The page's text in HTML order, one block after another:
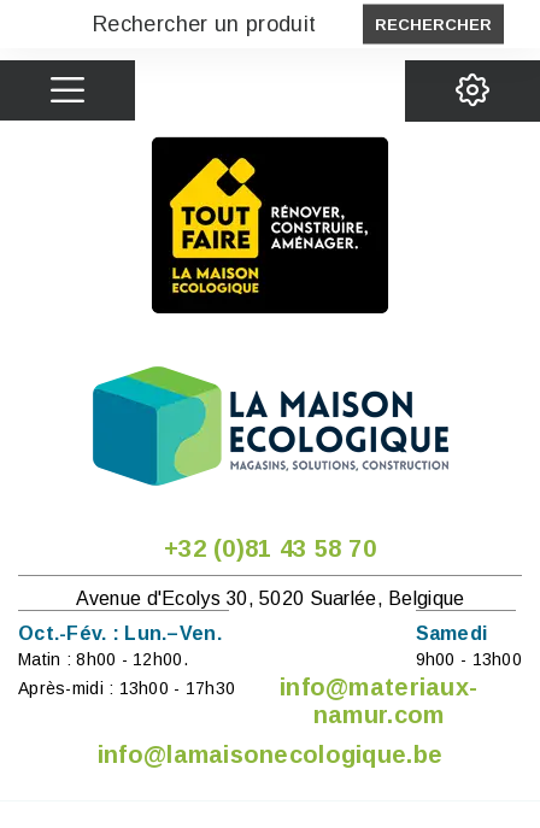
RECHERCHER
+32 (0)81 43 58 70
Avenue d'Ecolys 30, 5020 Suarlée, Belgique
Oct.-Fév. : Lun.–Ven.
Matin : 8h00 - 12h00.
Après-midi : 13h00 - 17h30
Samedi
9h00 - 13h00
info@materiaux-
namur.com
info@lamaisonecologique.be